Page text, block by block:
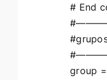
# End
group